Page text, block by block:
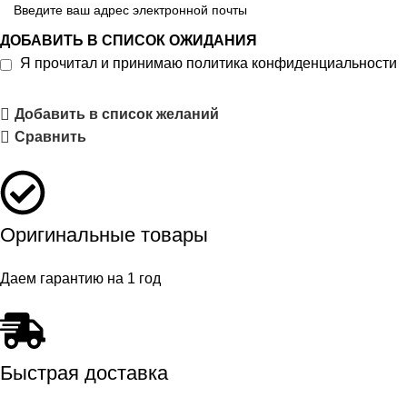
ДОБАВИТЬ В СПИСОК ОЖИДАНИЯ
Я прочитал и принимаю политика конфиденциальности
Добавить в список желаний
Сравнить
Оригинальные товары
Даем гарантию на 1 год
Быстрая доставка